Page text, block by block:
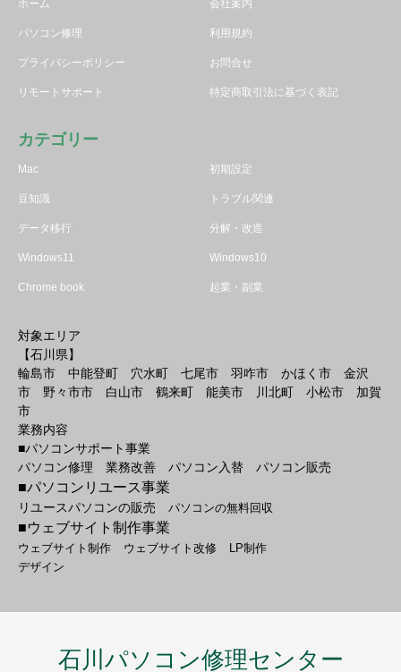
ホーム 会社案内
パソコン修理 利用規約
プライバシーポリシー お問合せ
リモートサポート 特定商取引法に基づく表記
カテゴリー
Mac 初期設定
豆知識 トラブル関連
データ移行 分解・改造
Windows11 Windows10
Chrome book 起業・副業
対象エリア
【石川県】
輪島市 中能登町 穴水町 七尾市 羽咋市 かほく市 金沢
市 野々市市 白山市 鶴来町 能美市 川北町 小松市 加賀
市
業務内容
■パソコンサポート事業
パソコン修理 業務改善 パソコン入替 パソコン販売
■パソコンリユース事業
リユースパソコンの販売 パソコンの無料回収
■ウェブサイト制作事業
ウェブサイト制作 ウェブサイト改修
LP制作
デザイン
石川パソコン修理センター